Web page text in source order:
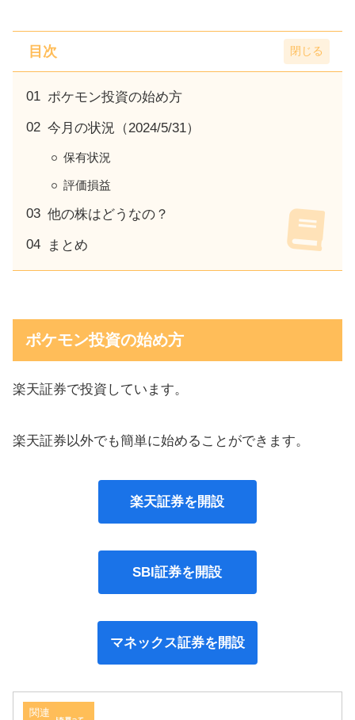
目次
ポケモン投資の始め方
今月の状況（2024/5/31）
保有状況
評価損益
他の株はどうなの？
まとめ
ポケモン投資の始め方
楽天証券で投資しています。
楽天証券以外でも簡単に始めることができます。
楽天証券を開設
SBI証券を開設
マネックス証券を開設
関連